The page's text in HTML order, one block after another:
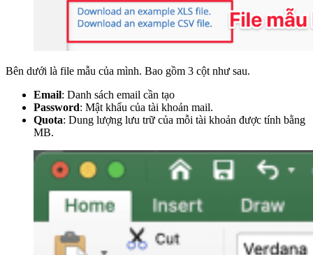
Bên dưới là file mẫu của mình. Bao gồm 3 cột như sau.
Email: Danh sách email cần tạo
Password: Mật khẩu của tài khoản mail.
Quota: Dung lượng lưu trữ của mỗi tài khoản được tính bằng
MB.